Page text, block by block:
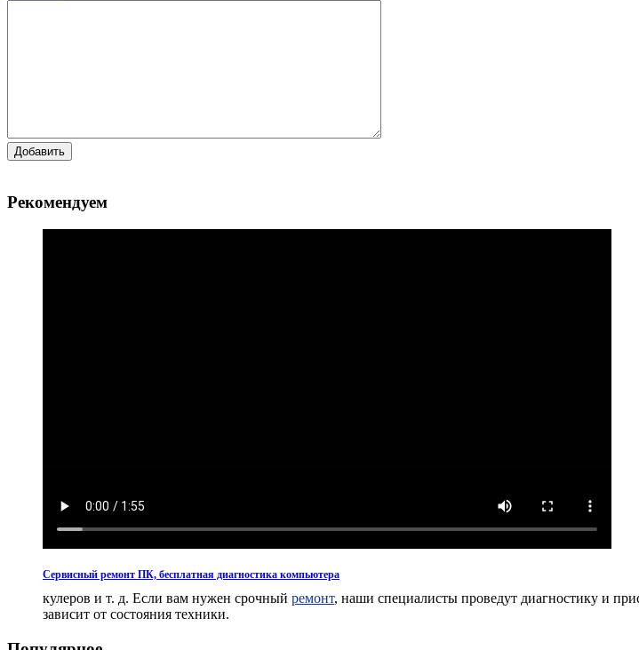
Добавить
Рекомендуем
Сервисный ремонт ПК, бесплатная диагностика компьютера
кулеров и т. д. Если вам нужен срочный ремонт, наши специалисты проведут диагностику и
зависит от состояния техники.